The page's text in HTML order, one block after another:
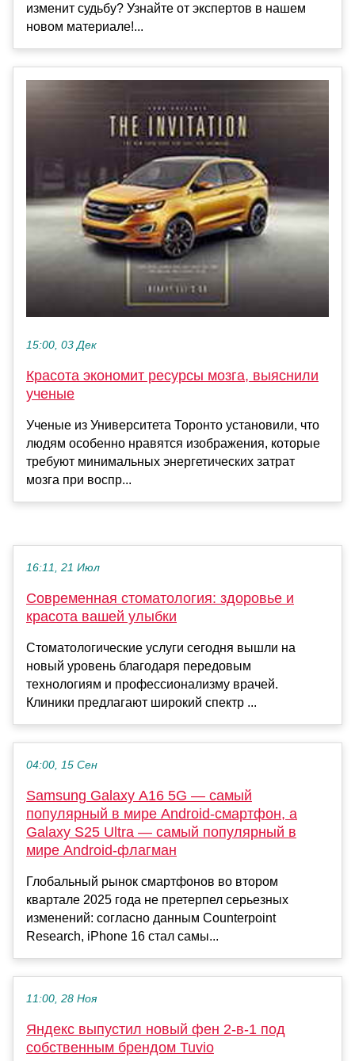
изменит судьбу? Узнайте от экспертов в нашем
новом материале!...
15:00, 03 Дек
Красота экономит ресурсы мозга, выяснили
ученые
Ученые из Университета Торонто установили, что
людям особенно нравятся изображения, которые
требуют минимальных энергетических затрат
мозга при воспр...
16:11, 21 Июл
Современная стоматология: здоровье и
красота вашей улыбки
Стоматологические услуги сегодня вышли на
новый уровень благодаря передовым
технологиям и профессионализму врачей.
Клиники предлагают широкий спектр ...
04:00, 15 Сен
Samsung Galaxy A16 5G — самый
популярный в мире Android-смартфон, а
Galaxy S25 Ultra — самый популярный в
мире Android-флагман
Глобальный рынок смартфонов во втором
квартале 2025 года не претерпел серьезных
изменений: согласно данным Counterpoint
Research, iPhone 16 стал самы...
11:00, 28 Ноя
Яндекс выпустил новый фен 2-в-1 под
собственным брендом Tuvio